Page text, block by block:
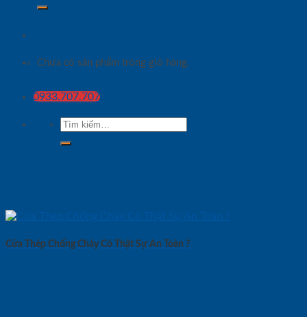
Chưa có sản phẩm trong giỏ hàng.
0933.707.707
Tìm
kiếm:
Cửa Thép Chống Cháy Có Thật Sự An Toàn ?